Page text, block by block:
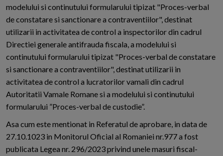
modelului si continutului formularului tipizat "Proces-verbal
de constatare si sanctionare a contraventiilor", destinat
utilizarii in activitatea de control a inspectorilor din cadrul
Directiei generale antifrauda fiscala, a modelului si
continutului formularului tipizat "Proces-verbal de constatare
si sanctionare a contraventiilor", destinat utilizarii in
activitatea de control a lucratorilor vamali din cadrul
Autoritatii Vamale Romane si a modelului si continutului
formularului ”Proces-verbal de custodie”.
Asa cum este mentionat in Referatul de aprobare, in data de
27.10.1023 in Monitorul Oficial al Romaniei nr.977 a fost
publicata Legea nr. 296/2023 privind unele masuri fiscal-